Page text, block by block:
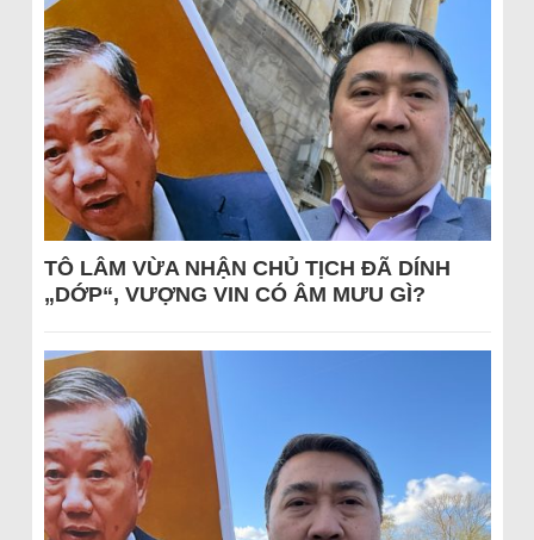
TÔ LÂM VỪA NHẬN CHỦ TỊCH ĐÃ DÍNH
„DỚP“, VƯỢNG VIN CÓ ÂM MƯU GÌ?